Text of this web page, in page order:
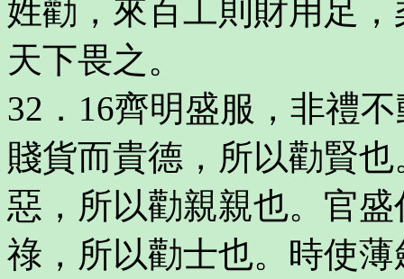
姓勸，來百工則財用足
天下畏之。
32．16齊明盛服，非禮
賤貨而貴德，所以勸賢
惡，所以勸親親也。官
祿，所以勸士也。時使